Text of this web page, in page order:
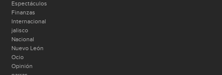
Espectáculos
Finanzas
Internacional
jalisco
Nacional
Nuevo León
Ocio
Opinión